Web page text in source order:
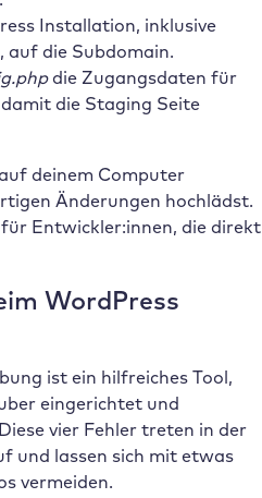
Installation, inklusive
auf die Subdomain.
die Zugangsdaten für
die Staging Seite
deinem Computer
Änderungen hochlädst.
Entwickler:innen, die direkt
WordPress
ist ein hilfreiches Tool,
eingerichtet und
vier Fehler treten in der
und lassen sich mit etwas
vermeiden.